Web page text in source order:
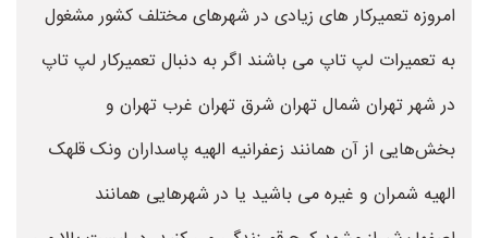
امروزه تعمیرکار های زیادی در شهرهای مختلف کشور مشغول
به تعمیرات لپ تاپ می باشند اگر به دنبال تعمیرکار لپ تاپ
در شهر تهران شمال تهران شرق تهران غرب تهران و
بخش‌هایی از آن همانند زعفرانیه الهیه پاسداران ونک قلهک
الهیه شمران و غیره می باشید یا در شهرهایی همانند